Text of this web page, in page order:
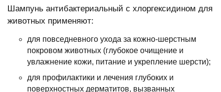
Шампунь антибактериальный с хлоргексидином для
животных применяют:
для повседневного ухода за кожно-шерстным
покровом животных (глубокое очищение и
увлажнение кожи, питание и укрепление шерсти);
для профилактики и лечения глубоких и
поверхностных дерматитов, вызванных